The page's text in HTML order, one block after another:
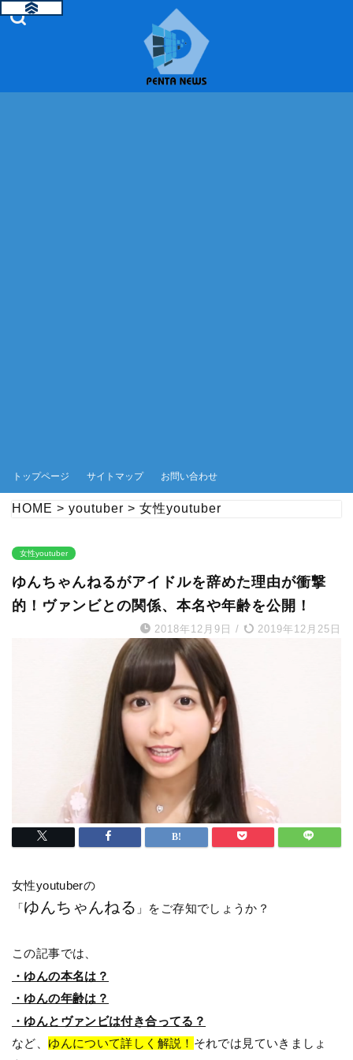
トップページ サイトマップ お問い合わせ
HOME > youtuber > 女性youtuber
女性youtuber
ゆんちゃんねるがアイドルを辞めた理由が衝撃
的！ヴァンビとの関係、本名や年齢を公開！
2018年12月9日 / 2019年12月25日
女性youtuberの
「ゆんちゃんねる 」をご存知でしょうか？
この記事では、
・ゆんの本名は？
・ゆんの年齢は？
・ゆんとヴァンビは付き合ってる？
など、 ゆんについて詳しく解説！ それでは見ていきましょ